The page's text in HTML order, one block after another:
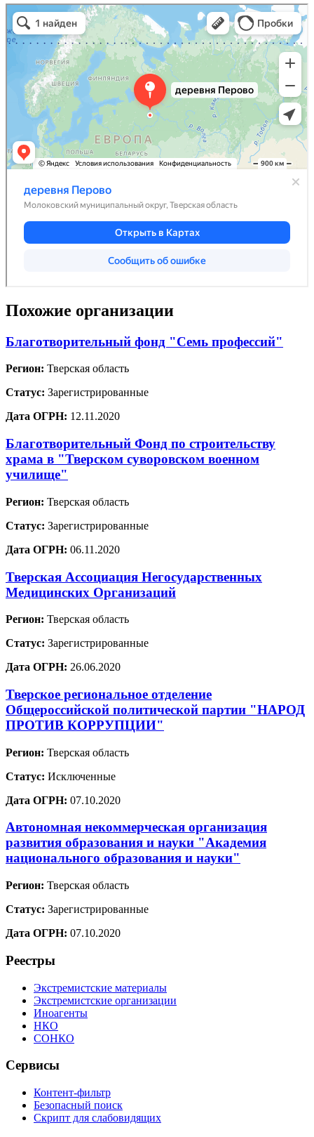
Похожие организации
Благотворительный фонд "Семь профессий"
Регион: Тверская область
Статус: Зарегистрированные
Дата ОГРН: 12.11.2020
Благотворительный Фонд по строительству
храма в "Тверском суворовском военном
училище"
Регион: Тверская область
Статус: Зарегистрированные
Дата ОГРН: 06.11.2020
Тверская Ассоциация Негосударственных
Медицинских Организаций
Регион: Тверская область
Статус: Зарегистрированные
Дата ОГРН: 26.06.2020
Тверское региональное отделение
Общероссийской политической партии "НАРОД
ПРОТИВ КОРРУПЦИИ"
Регион: Тверская область
Статус: Исключенные
Дата ОГРН: 07.10.2020
Автономная некоммерческая организация
развития образования и науки "Академия
национального образования и науки"
Регион: Тверская область
Статус: Зарегистрированные
Дата ОГРН: 07.10.2020
Реестры
Экстремистские материалы
Экстремистские организации
Иноагенты
НКО
СОНКО
Сервисы
Контент-фильтр
Безопасный поиск
Скрипт для слабовидящих